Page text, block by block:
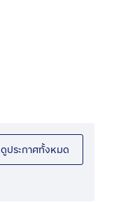
ดูประกาศทั้งหมด